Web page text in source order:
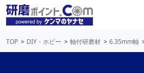
TOP DIY・ホビー 軸付研磨材 6.35mm軸